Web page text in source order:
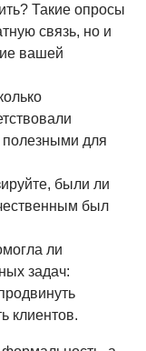
Такие опросы
связь, но и
вашей
для
были ли
был
ли
задач:
клиентов.